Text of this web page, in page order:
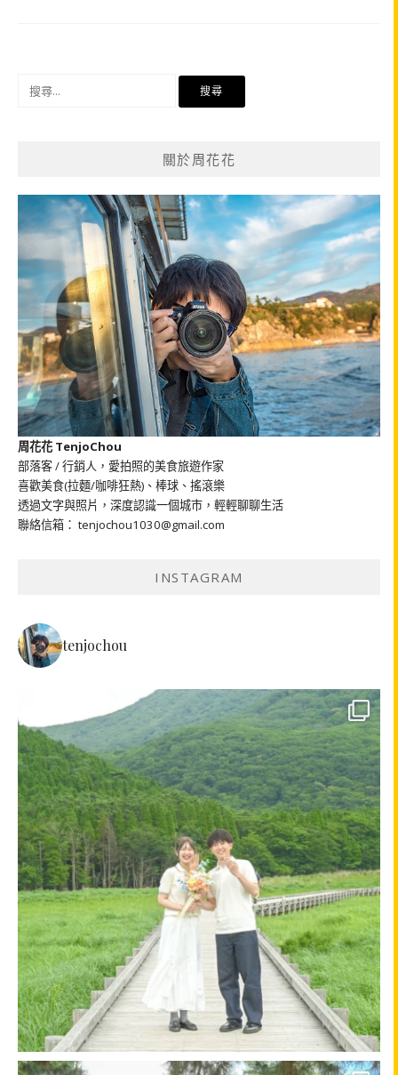
關於周花花
周花花 TenjoChou
部落客 / 行銷人，愛拍照的美食旅遊作家
喜歡美食(拉麵/咖啡狂熱)、棒球、搖滾樂
透過文字與照片，深度認識一個城市，輕輕聊聊生活
聯絡信箱： tenjochou1030@gmail.com
INSTAGRAM
tenjochou